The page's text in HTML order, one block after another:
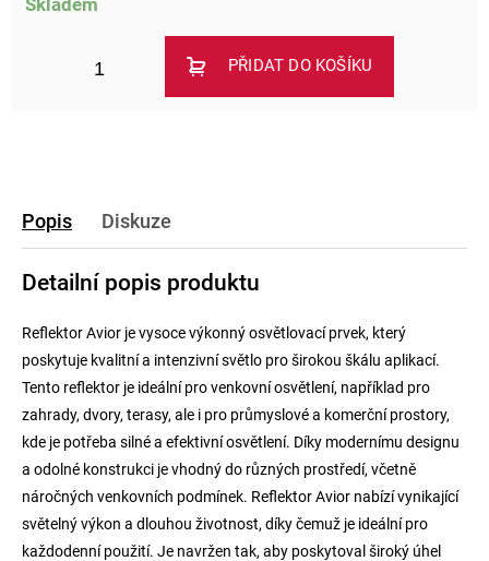
PŘIDAT DO KOŠÍKU
Popis Diskuze
Detailní popis produktu
Reflektor Avior je vysoce výkonný osvětlovací prvek, který
poskytuje kvalitní a intenzivní světlo pro širokou škálu aplikací.
Tento reflektor je ideální pro venkovní osvětlení, například pro
zahrady, dvory, terasy, ale i pro průmyslové a komerční prostory,
kde je potřeba silné a efektivní osvětlení. Díky modernímu designu
a odolné konstrukci je vhodný do různých prostředí, včetně
náročných venkovních podmínek. Reflektor Avior nabízí vynikající
světelný výkon a dlouhou životnost, díky čemuž je ideální pro
každodenní použití. Je navržen tak, aby poskytoval široký úhel